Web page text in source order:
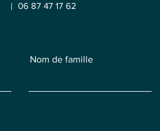
06 87 47 17 62
Nom de famille